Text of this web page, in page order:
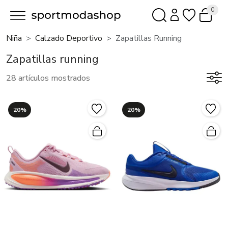
0
Niña Calzado Deportivo Zapatillas Running
Zapatillas running
28 artículos mostrados
20% 20%